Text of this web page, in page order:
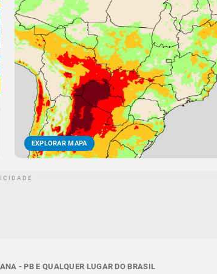
EXPLORAR MAPA
- PB E QUALQUER LUGAR DO BRASIL